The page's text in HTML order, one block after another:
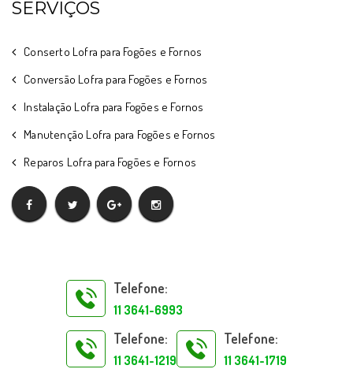
SERVIÇOS
Conserto Lofra para Fogões e Fornos
Conversão Lofra para Fogões e Fornos
Instalação Lofra para Fogões e Fornos
Manutenção Lofra para Fogões e Fornos
Reparos Lofra para Fogões e Fornos
Telefone:
11 3641-6993
Telefone:
11 3641-1219
Telefone:
11 3641-1719